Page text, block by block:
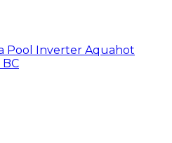
Pool Inverter Aquahot